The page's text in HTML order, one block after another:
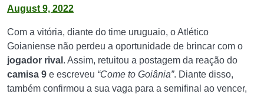
August 9, 2022
Com a vitória, diante do time uruguaio, o Atlético
Goianiense não perdeu a oportunidade de brincar com o
jogador rival . Assim, retuitou a postagem da reação do
camisa 9 e escreveu “Come to Goiânia”. Diante disso,
também confirmou a sua vaga para a semifinal ao vencer,